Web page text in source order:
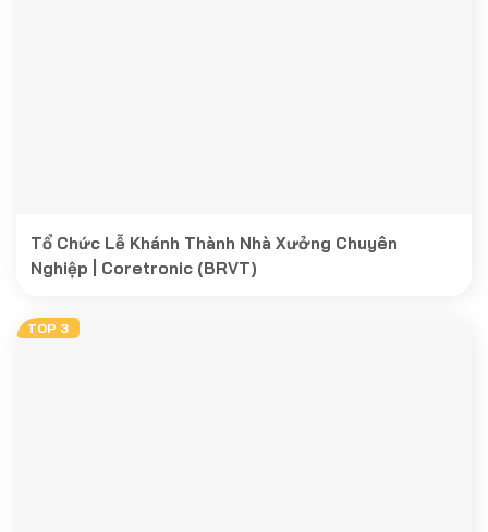
Tổ Chức Lễ Khánh Thành Nhà Xưởng Chuyên
Nghiệp | Coretronic (BRVT)